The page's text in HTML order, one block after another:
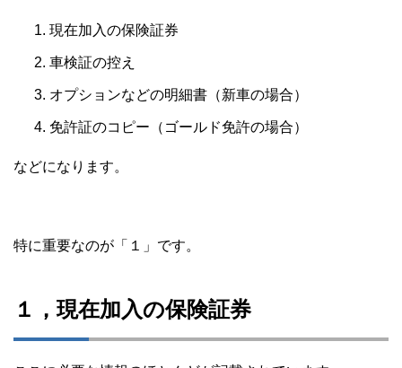
現在加入の保険証券
車検証の控え
オプションなどの明細書（新車の場合）
免許証のコピー（ゴールド免許の場合）
などになります。
特に重要なのが「１」です。
１，現在加入の保険証券